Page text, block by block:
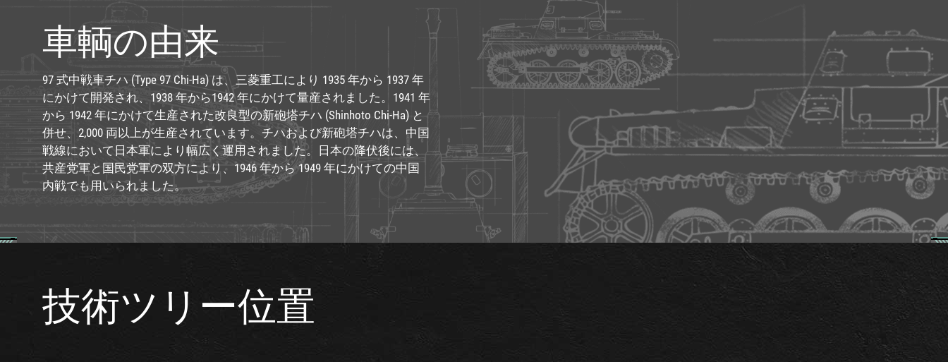
車輌の由来
97 式中戦車チハ (Type 97 Chi-Ha) は、三菱重工により 1935 年から 1937 年
にかけて開発され、1938 年から1942 年にかけて量産されました。1941 年
から 1942 年にかけて生産された改良型の新砲塔チハ (Shinhoto Chi-Ha) と
併せ、2,000 両以上が生産されています。チハおよび新砲塔チハは、中国
戦線において日本軍により幅広く運用されました。日本の降伏後には、
共産党軍と国民党軍の双方により、1946 年から 1949 年にかけての中国
内戦でも用いられました。
技術ツリー位置